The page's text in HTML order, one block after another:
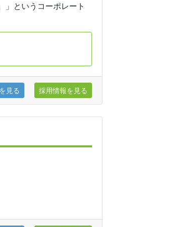
というコーポレート
見る 採用情報を見る